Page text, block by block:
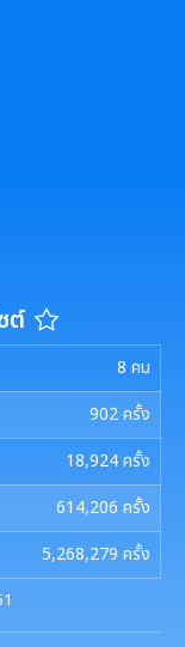
รทุจริตของผู้
การทุจริตคอร์ชั่น
Policy
จากการปฏิบัติ
งใส
ฒนาองค์กร
ต์
8 คน
902ครั้ง
18,924ครั้ง
614,206 ครั้ง
5,268,279 ครั้ง